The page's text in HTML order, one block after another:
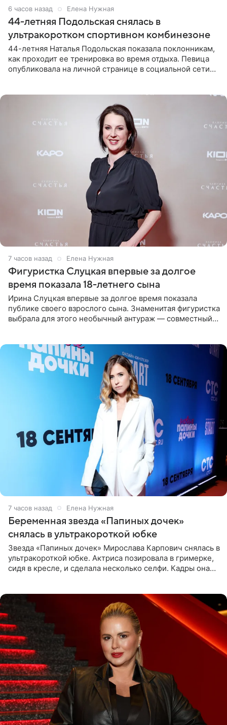
6 часов назад Елена Нужная
44-летняя Подольская снялась в
ультракоротком спортивном комбинезоне
44-летняя Наталья Подольская показала поклонникам,
как проходит ее тренировка во время отдыха. Певица
опубликовала на личной странице в социальной сети
7 часов назад Елена Нужная
Фигуристка Слуцкая впервые за долгое
время показала 18-летнего сына
Ирина Слуцкая впервые за долгое время показала
публике своего взрослого сына. Знаменитая фигуристка
выбрала для этого необычный антураж — совместный
7 часов назад Елена Нужная
Беременная звезда «Папиных дочек»
снялась в ультракороткой юбке
Звезда «Папиных дочек» Мирослава Карпович снялась в
ультракороткой юбке. Актриса позировала в гримерке,
сидя в кресле, и сделала несколько селфи. Кадры она